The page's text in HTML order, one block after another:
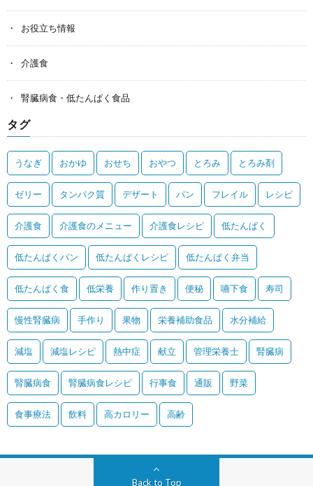
お役立ち情報
介護食
腎臓病食・低たんぱく食品
タグ
うなぎ おかゆ おせち おやつ とろみ とろみ剤
ゼリー タンパク質 デザート パン フレイル レシピ
介護食 介護食のメニュー 介護食レシピ 低たんぱく
低たんぱくパン 低たんぱくレシピ 低たんぱく弁当
低たんぱく食 低栄養 作り置き 便秘 嚥下食 寿司
慢性腎臓病 手作り 果物 栄養補助食品 水分補給
減塩 減塩レシピ 熱中症 献立 管理栄養士 腎臓病
腎臓病食 腎臓病食レシピ 行事食 通販 野菜
食事療法 飲料 高カロリー 高齢
Back to Top